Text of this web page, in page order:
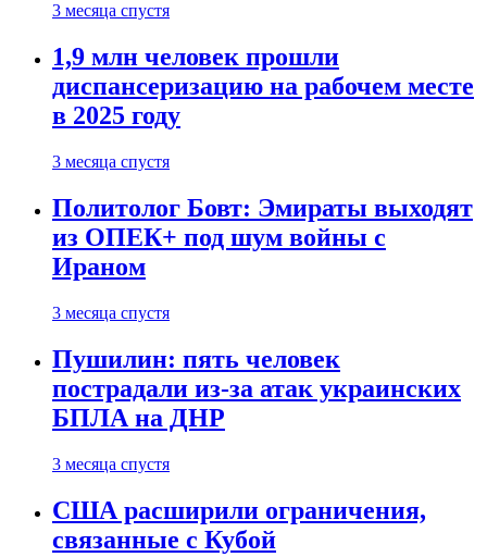
3 месяца спустя
1,9 млн человек прошли
диспансеризацию на рабочем месте
в 2025 году
3 месяца спустя
Политолог Бовт: Эмираты выходят
из ОПЕК+ под шум войны с
Ираном
3 месяца спустя
Пушилин: пять человек
пострадали из-за атак украинских
БПЛА на ДНР
3 месяца спустя
США расширили ограничения,
связанные с Кубой